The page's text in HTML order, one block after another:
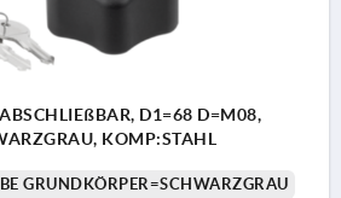
D1=68 D=M08,
KOMP:STAHL
GRUNDKÖRPER=SCHWARZGRAU